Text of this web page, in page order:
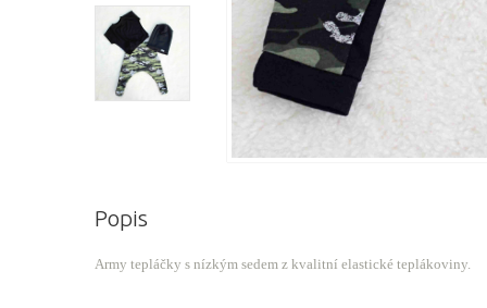
Popis
Army tepláčky s nízkým sedem z kvalitní elastické teplákoviny.